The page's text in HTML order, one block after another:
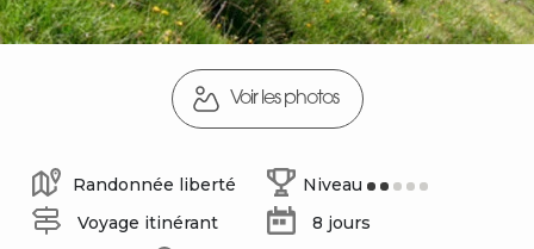
Randonnée liberté
Voyage itinérant
8 jours
Niveau
Voir les photos